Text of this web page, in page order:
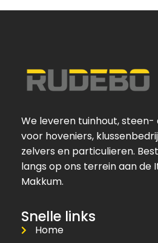
We leveren tuinhout,
voor hoveniers,
zelvers en particulieren.
langs op ons terrein aan de
Makkum.
Snelle links
Home